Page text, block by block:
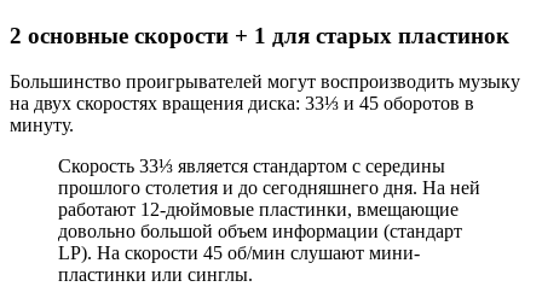
2 основные скорости + 1 для старых пластинок
Большинство проигрывателей могут воспроизводить музыку
на двух скоростях вращения диска: 33⅓ и 45 оборотов в
минуту.
Скорость 33⅓ является стандартом с середины
прошлого столетия и до сегодняшнего дня. На ней
работают 12-дюймовые пластинки, вмещающие
довольно большой объем информации (стандарт
LP). На скорости 45 об/мин слушают мини-
пластинки или синглы.